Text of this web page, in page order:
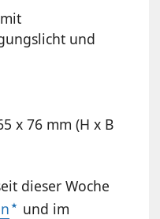
und
x 76 mm (H x B
dieser Woche
und im